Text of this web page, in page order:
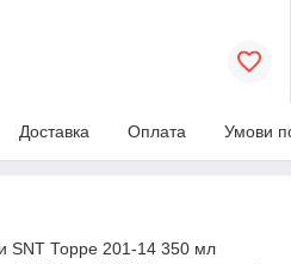
Доставка Оплата Умови
SNT Торре 201-14 350 мл